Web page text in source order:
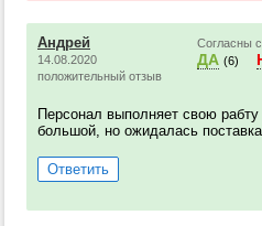
Андрей
14.08.2020
положительный отзыв
Согласны
ДА (6)
Персонал выполняет свою
большой, но ожидалась
Ответить